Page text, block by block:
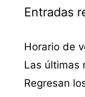
Entradas
Horario de
Las últimas
Regresan